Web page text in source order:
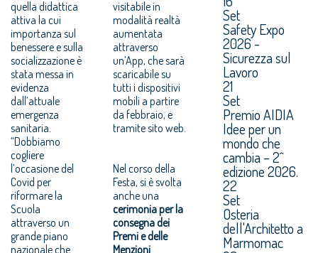
quella didattica
attiva la cui
importanza sul
benessere e sulla
socializzazione è
stata messa in
evidenza
dall’attuale
emergenza
sanitaria.
“Dobbiamo
cogliere
l’occasione del
Covid per
riformare la
Scuola
attraverso un
grande piano
nazionale che
visitabile in
modalità realtà
aumentata
attraverso
un’App, che sarà
scaricabile su
tutti i dispositivi
mobili a partire
da febbraio, e
tramite sito web.
Nel corso della
Festa, si è svolta
anche una
cerimonia per la
consegna dei
Premi e delle
Menzioni
Set
Safety Expo
2026 -
Sicurezza sul
Lavoro
21
Set
Premio AIDIA
Idee per un
mondo che
cambia – 2^
edizione 2026.
22
Set
Osteria
dell'Architetto a
Marmomac